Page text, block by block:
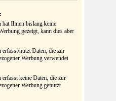
hat Ihnen bislang keine
gezeigt, kann dies aber
erfasst/nutzt Daten, die zur
Werbung verwendet
erfasst keine Daten, die zur
Werbung genutzt